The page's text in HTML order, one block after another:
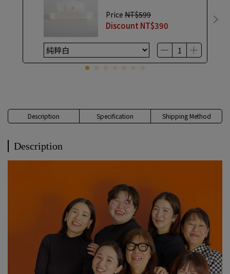
Price NT$599
Discount NT$390
Description Specification Shipping Method
Description